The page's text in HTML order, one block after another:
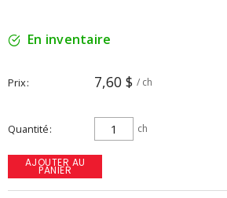
En inventaire
Prix 7,60 $ / ch
Quantité ch
AJOUTER AU
PANIER